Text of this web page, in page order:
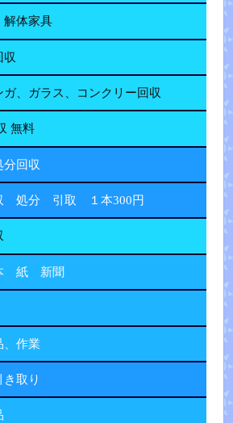
解体家具
収
ガ、ガラス、コンクリー回収
無料
分回収
収 処分 引取 １本300円
紙 新聞
、作業
取り